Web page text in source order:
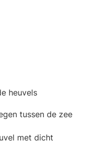
tussen de zee
met dicht